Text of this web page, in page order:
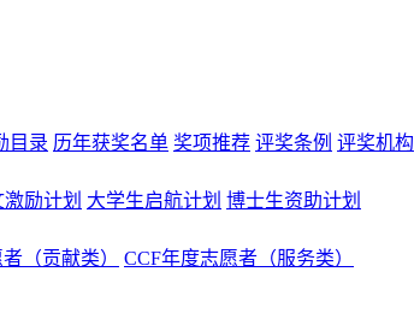
目录 历年获奖名单 奖项推荐 评奖条例 评奖机构
励计划 大学生启航计划 博士生资助计划
（贡献类）
CCF年度志愿者（服务类）